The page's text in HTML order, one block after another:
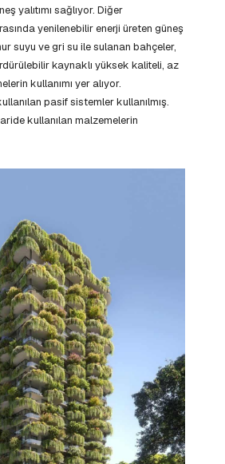
yalıtımı sağlıyor. Diğer
yenilenebilir enerji üreten güneş
suyu ve gri su ile sulanan bahçeler,
kaynaklı yüksek kaliteli, az
kullanımı yer alıyor.
pasif sistemler kullanılmış.
kullanılan malzemelerin